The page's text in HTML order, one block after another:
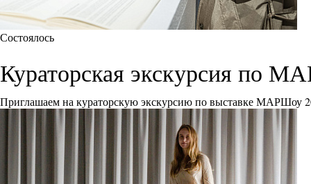
Состоялось
Кураторская экскурсия по
Приглашаем на кураторскую экскурсию по выставке МАРШоу